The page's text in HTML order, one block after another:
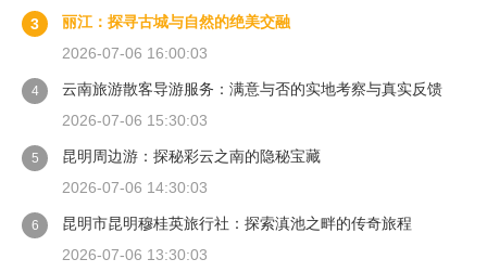
3
丽江：探寻古城与自然的绝美交融
2026-07-06 16:00:03
4
云南旅游散客导游服务：满意与否的实地考察与真实反馈
2026-07-06 15:30:03
5
昆明周边游：探秘彩云之南的隐秘宝藏
2026-07-06 14:30:03
6
昆明市昆明穆桂英旅行社：探索滇池之畔的传奇旅程
2026-07-06 13:30:03